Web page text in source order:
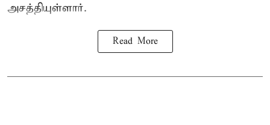
அசத்தியுள்ளார்.
Read More